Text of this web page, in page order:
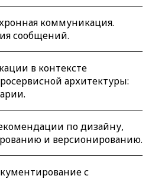
коммуникация.
сообщений.
в контексте
архитектуры:
по дизайну,
и версионированию.
с